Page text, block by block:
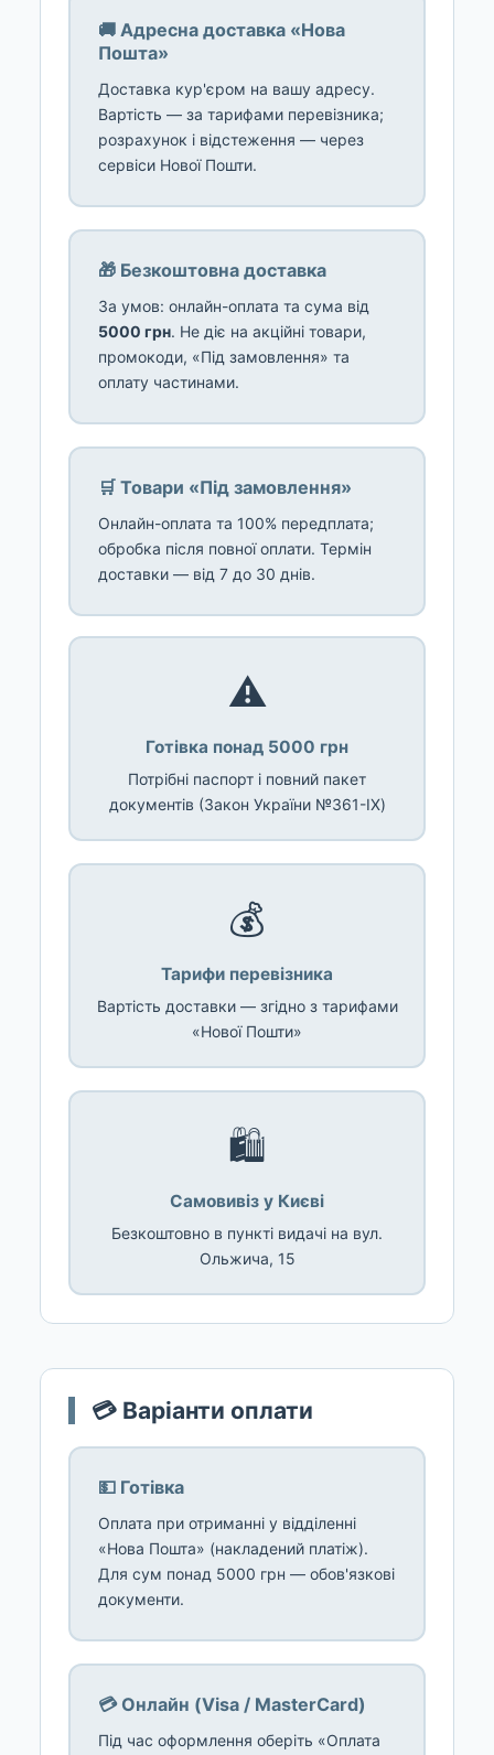
🚚 Адресна доставка «Нова
Пошта»
Доставка кур'єром на вашу адресу.
Вартість — за тарифами перевізника;
розрахунок і відстеження — через
сервіси Нової Пошти.
🎁 Безкоштовна доставка
За умов: онлайн-оплата та сума від
5000 грн. Не діє на акційні товари,
промокоди, «Під замовлення» та
оплату частинами.
🛒 Товари «Під замовлення»
Онлайн-оплата та 100% передплата;
обробка після повної оплати. Термін
доставки — від 7 до 30 днів.
⚠️
Готівка понад 5000 грн
Потрібні паспорт і повний пакет
документів (Закон України №361-IX)
💰
Тарифи перевізника
Вартість доставки — згідно з тарифами
«Нової Пошти»
🛍️
Самовивіз у Києві
Безкоштовно в пункті видачі на вул.
Ольжича, 15
💳 Варіанти оплати
💵 Готівка
Оплата при отриманні у відділенні
«Нова Пошта» (накладений платіж).
Для сум понад 5000 грн — обов'язкові
документи.
💳 Онлайн (Visa / MasterCard)
Під час оформлення оберіть «Оплата